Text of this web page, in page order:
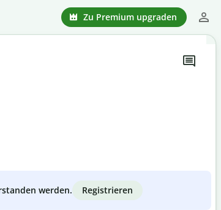
Zu Premium upgraden
werden. Registrieren